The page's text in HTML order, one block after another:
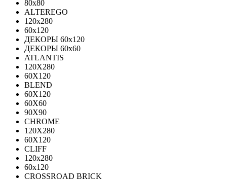
80x80
ALTEREGO
120х280
60х120
ДЕКОРЫ 60х120
ДЕКОРЫ 60х60
ATLANTIS
120X280
60X120
BLEND
60Х120
60Х60
90Х90
CHROME
120X280
60X120
CLIFF
120x280
60x120
CROSSROAD BRICK